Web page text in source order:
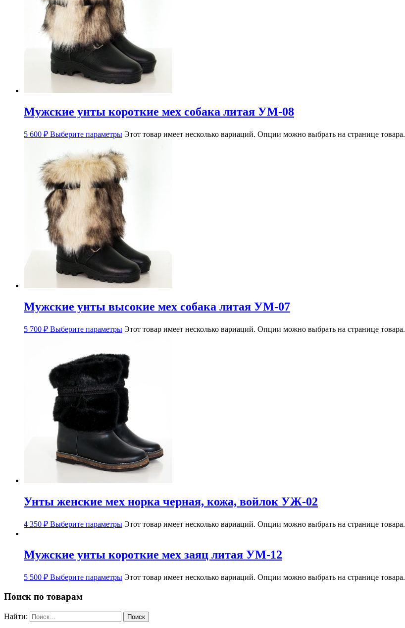
Мужские унты короткие мех собака литая УМ-08
5 600 ₽ Выберите параметры Этот товар имеет несколько вариаций. Опции можно выбрать на странице товара.
Мужские унты высокие мех собака литая УМ-07
5 700 ₽ Выберите параметры Этот товар имеет несколько вариаций. Опции можно выбрать на странице товара.
Унты женские мех норка черная, кожа, войлок УЖ-02
4 350 ₽ Выберите параметры Этот товар имеет несколько вариаций. Опции можно выбрать на странице товара.
Мужские унты короткие мех заяц литая УМ-12
5 500 ₽ Выберите параметры Этот товар имеет несколько вариаций. Опции можно выбрать на странице товара.
Поиск по товарам
Найти: